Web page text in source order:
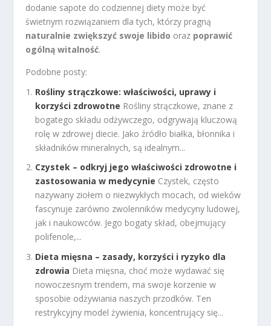
dodanie sapote do codziennej diety może być
świetnym rozwiązaniem dla tych, którzy pragną
naturalnie zwiększyć swoje libido oraz poprawić
ogólną witalność.
Podobne posty:
Rośliny strączkowe: właściwości, uprawy i
korzyści zdrowotne Rośliny strączkowe, znane z
bogatego składu odżywczego, odgrywają kluczową
rolę w zdrowej diecie. Jako źródło białka, błonnika i
składników mineralnych, są idealnym...
Czystek – odkryj jego właściwości zdrowotne i
zastosowania w medycynie Czystek, często
nazywany ziołem o niezwykłych mocach, od wieków
fascynuje zarówno zwolenników medycyny ludowej,
jak i naukowców. Jego bogaty skład, obejmujący
polifenole,...
Dieta mięsna – zasady, korzyści i ryzyko dla
zdrowia Dieta mięsna, choć może wydawać się
nowoczesnym trendem, ma swoje korzenie w
sposobie odżywiania naszych przodków. Ten
restrykcyjny model żywienia, koncentrujący się...